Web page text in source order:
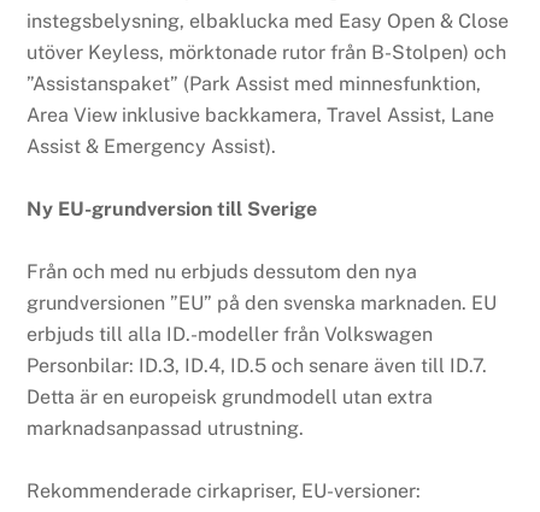
instegsbelysning, elbaklucka med Easy Open & Close
utöver Keyless, mörktonade rutor från B-Stolpen) och
”Assistanspaket” (Park Assist med minnesfunktion,
Area View inklusive backkamera, Travel Assist, Lane
Assist & Emergency Assist).
Ny EU-grundversion till Sverige
Från och med nu erbjuds dessutom den nya
grundversionen ”EU” på den svenska marknaden. EU
erbjuds till alla ID.-modeller från Volkswagen
Personbilar: ID.3, ID.4, ID.5 och senare även till ID.7.
Detta är en europeisk grundmodell utan extra
marknadsanpassad utrustning.
Rekommenderade cirkapriser, EU-versioner: